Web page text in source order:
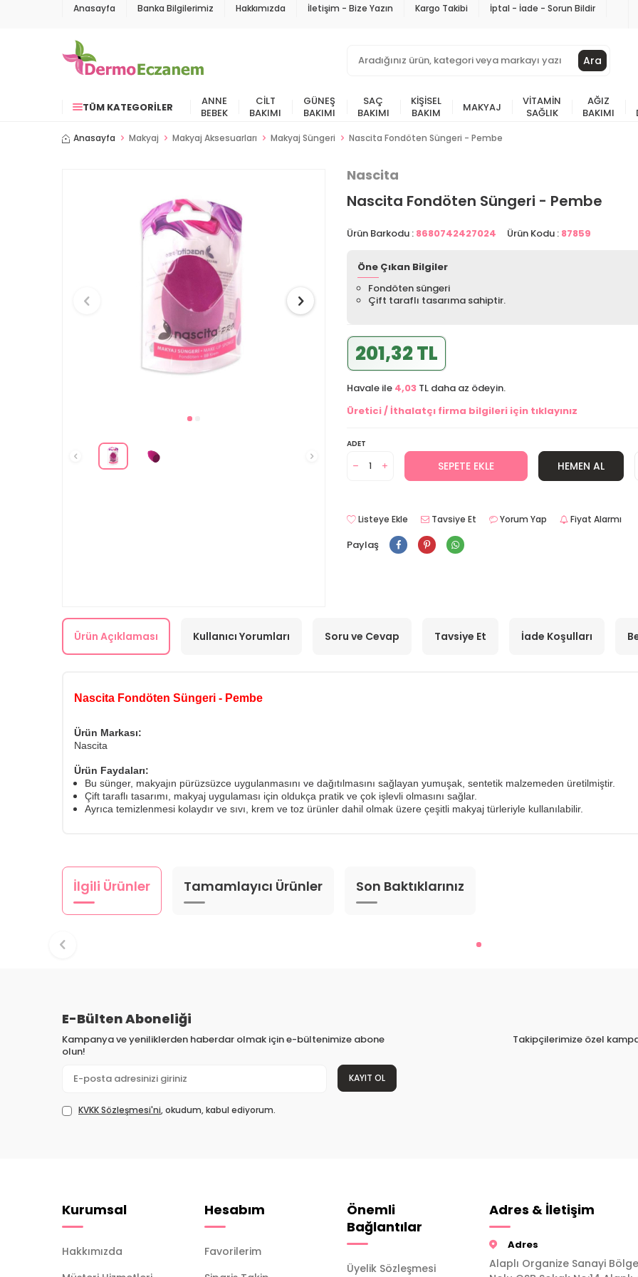
Anasayfa Banka Bilgilerimiz Hakkımızda İletişim - Bize Yazın Kargo Takibi İptal - İade - Sorun Bildir
Ara
TÜM KATEGORILER
ANNE
BEBEK
CILT
BAKIMI
GÜNEŞ
BAKIMI
SAÇ
BAKIMI
KIŞISEL
BAKIM
MAKYAJ
VITAMIN
SAĞLIK
AĞIZ
BAKIMI
Anasayfa Makyaj Makyaj Aksesuarları Makyaj Süngeri Nascita Fondöten Süngeri - Pembe
Nascita
Nascita Fondöten Süngeri - Pembe
Ürün Barkodu : 8680742427024 Ürün Kodu : 87859
Öne Çıkan Bilgiler
Fondöten süngeri
Çift taraflı tasarıma sahiptir.
201,32 TL
Havale ile 4,03 TL daha az ödeyin.
Üretici / İthalatçı firma bilgileri için tıklayınız
ADET
SEPETE EKLE HEMEN AL
Listeye Ekle Tavsiye Et Yorum Yap Fiyat Alarmı
Paylaş
Ürün Açıklaması Kullanıcı Yorumları Soru ve Cevap Tavsiye Et İade Koşulları
Nascita Fondöten Süngeri - Pembe
Ürün Markası:
Nascita
Ürün Faydaları:
Bu sünger, makyajın pürüzsüzce uygulanmasını ve dağıtılmasını sağlayan yumuşak, sentetik malzemeden üretilmiştir.
Çift taraflı tasarımı, makyaj uygulaması için oldukça pratik ve çok işlevli olmasını sağlar.
Ayrıca temizlenmesi kolaydır ve sıvı, krem ​​ve toz ürünler dahil olmak üzere çeşitli makyaj türleriyle kullanılabilir.
İlgili Ürünler Tamamlayıcı Ürünler Son Baktıklarınız
E-Bülten Aboneliği
Kampanya ve yeniliklerden haberdar olmak için e-bültenimize abone
olun!
KAYIT OL
KVKK Sözleşmesi'ni, okudum, kabul ediyorum.
Takipçilerimize özel
Kurumsal
Hakkımızda
Hesabım
Favorilerim
Önemli
Bağlantılar
Üyelik Sözleşmesi
Adres & İletişim
Adres
Alaplı Organize Sanayi